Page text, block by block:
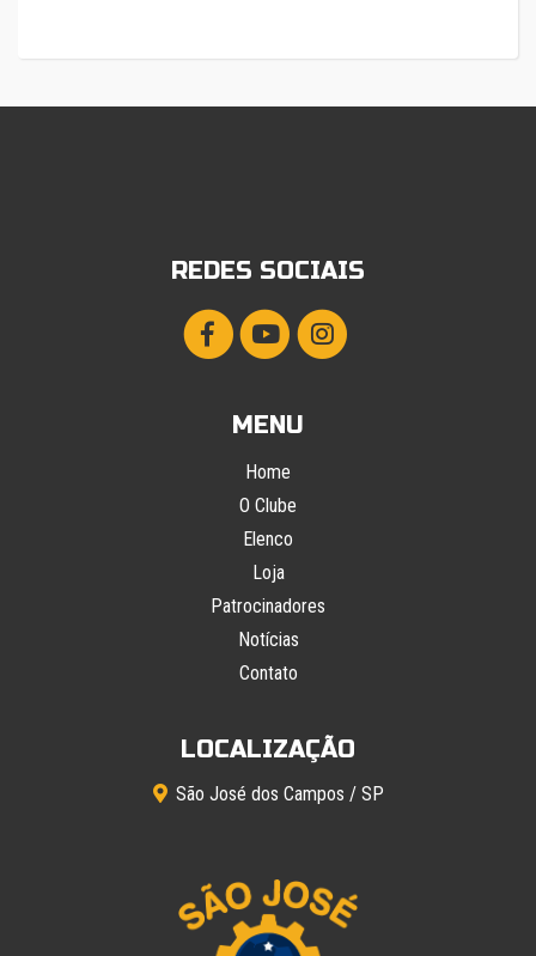
REDES SOCIAIS
MENU
Home
O Clube
Elenco
Loja
Patrocinadores
Notícias
Contato
LOCALIZAÇÃO
São José dos Campos / SP